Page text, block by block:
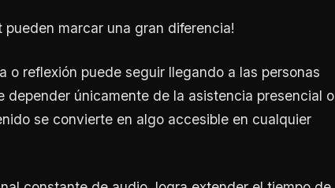
marcar una gran diferencia!
o reflexión puede seguir llegando a las personas
depender únicamente de la asistencia presencial o
se convierte en algo accesible en cualquier